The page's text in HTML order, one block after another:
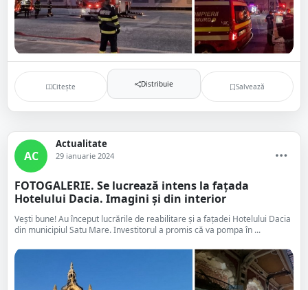
Citește Distribuie Salvează
AC
Actualitate
29 ianuarie 2024
FOTOGALERIE. Se lucrează intens la fațada
Hotelului Dacia. Imagini și din interior
Vești bune! Au început lucrările de reabilitare și a fațadei Hotelului Dacia
din municipiul Satu Mare. Investitorul a promis că va pompa în ...